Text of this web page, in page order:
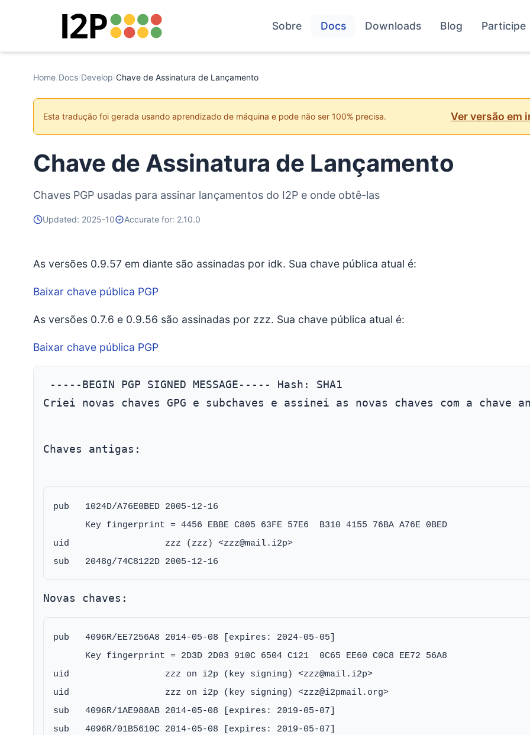
Sobre Docs Downloads Blog Participe
Home/Docs/Develop/Chave de Assinatura de Lançamento
Esta tradução foi gerada usando aprendizado de máquina e pode não ser 100% precisa. Ver versão em
Chave de Assinatura de Lançamento
Chaves PGP usadas para assinar lançamentos do I2P e onde obtê-las
Updated: 2025-10 Accurate for: 2.10.0
As versões 0.9.57 em diante são assinadas por idk. Sua chave pública atual é:
Baixar chave pública PGP
As versões 0.7.6 e 0.9.56 são assinadas por zzz. Sua chave pública atual é:
Baixar chave pública PGP
Criei novas chaves GPG e subchaves e assinei as novas chaves com a chave
Chaves antigas:
pub   1024D/A76E0BED 2005-12-16
      Key fingerprint = 4456 EBBE C805 63FE 57E6  B310 4155 76BA A76E 0BED
uid                  zzz (zzz) <zzz@mail.i2p>
Novas chaves:
pub   4096R/EE7256A8 2014-05-08 [expires: 2024-05-05]
      Key fingerprint = 2D3D 2D03 910C 6504 C121  0C65 EE60 C0C8 EE72 56A8
uid                  zzz on i2p (key signing) <zzz@mail.i2p>
uid                  zzz on i2p (key signing) <zzz@i2pmail.org>
sub   4096R/1AE988AB 2014-05-08 [expires: 2019-05-07]
sub   4096R/01B5610C 2014-05-08 [expires: 2019-05-07]